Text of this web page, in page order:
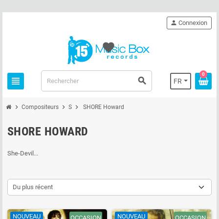
view_headline search FR
person Connexion
0
favorite
chevron_right Compositeurs chevron_right S chevron_right SHORE Howard
SHORE HOWARD
She-Devil...
Du plus récent
NOUVEAU NOUVEAU